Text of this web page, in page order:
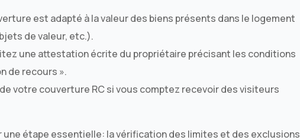
est adapté à la valeur des biens présents dans le logement
de valeur, etc.).
une attestation écrite du propriétaire précisant les conditions
de recours ».
votre couverture RC si vous comptez recevoir des visiteurs
une étape essentielle: la vérification des limites et des exclusions